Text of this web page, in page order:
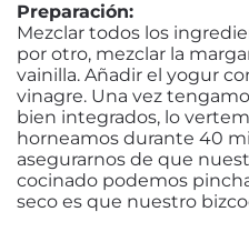
Preparación:
Mezclar todos los
por otro, mezclar la
vainilla. Añadir el yogur
vinagre. Una vez
bien integrados, lo
horneamos durante 40
asegurarnos de que
cocinado podemos
seco es que nuestro